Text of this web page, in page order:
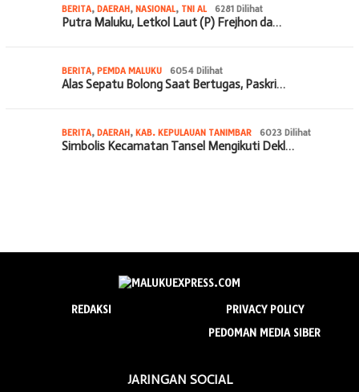
BERITA, DAERAH, NASIONAL, TNI AL 6281 Dilihat
Putra Maluku, Letkol Laut (P) Frejhon da…
BERITA, PEMDA MALUKU 6054 Dilihat
Alas Sepatu Bolong Saat Bertugas, Paskri…
BERITA, DAERAH, KAB. KEPULAUAN TANIMBAR 6023 Dilihat
Simbolis Kecamatan Tansel Mengikuti Dekl…
REDAKSI
PRIVACY POLICY
PEDOMAN MEDIA SIBER
JARINGAN SOCIAL